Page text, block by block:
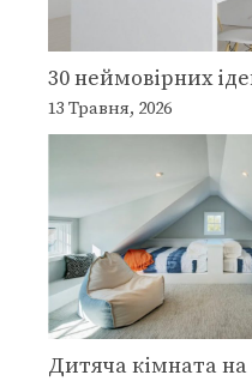
30 неймовірних
13 Травня, 2026
Дитяча кімната